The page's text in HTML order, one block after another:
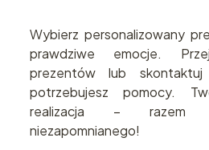
Wybierz personalizowany
prawdziwe emocje.
prezentów lub
potrzebujesz pomocy.
realizacja – razem
niezapomnianego!